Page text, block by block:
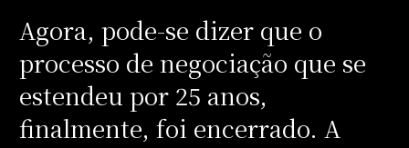
Agora, pode-se dizer que o
processo de negociação que se
estendeu por 25 anos,
finalmente, foi encerrado. A